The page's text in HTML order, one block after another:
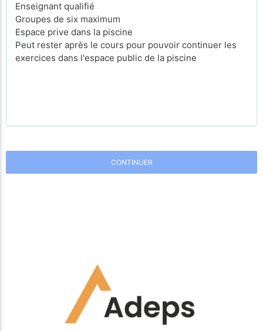
Enseignant qualifié
Groupes de six maximum
Espace prive dans la piscine
Peut rester après le cours pour pouvoir continuer les
exercices dans l'espace public de la piscine
CONTINUER